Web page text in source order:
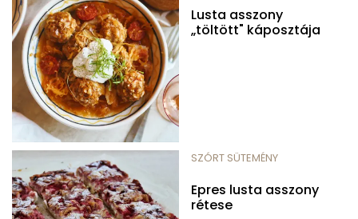
Lusta asszony
„töltött" káposztája
SZÓRT SÜTEMÉNY
Epres lusta asszony
rétese